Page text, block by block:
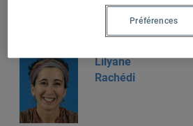
Auteurs-trices
Lilyane
Rachédi
Préférences